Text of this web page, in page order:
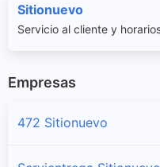
Sitionuevo
Servicio al cliente y
Empresas
472 Sitionuevo